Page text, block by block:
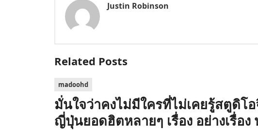
Justin Robinson
Related Posts
madoohd
มั่นใจว่าคงไม่มีใครที่ไม่เคยรู้สตูดิโ
ญี่ปุ่นยอดฮิตหลายๆ เรื่อง อย่างเรื่อง